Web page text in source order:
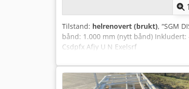
1
Tilstand: helrenovert (brukt), “SGM
bånd: 1.000 mm (nytt bånd)
Csdpfx Afjy U N Exelsrf